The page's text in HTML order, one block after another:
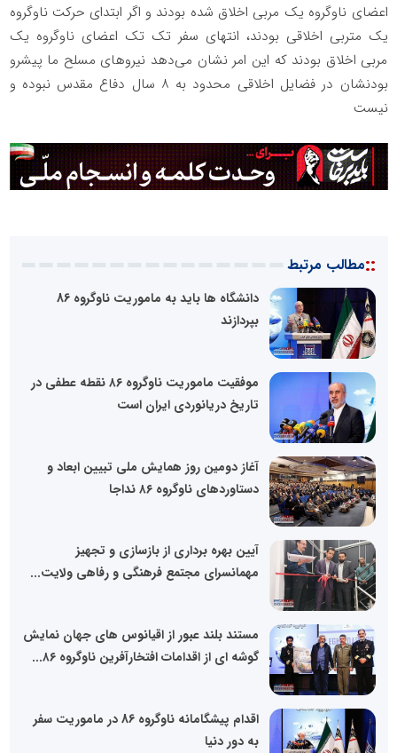
اعضای ناوگروه یک مربی اخلاق شده بودند و اگر ابتدای حرکت ناوگروه
یک متربی اخلاقی بودند، انتهای سفر تک تک اعضای ناوگروه یک
مربی اخلاق بودند که این امر نشان می‌دهد نیروهای مسلح ما پیشرو
بودنشان در فضایل اخلاقی محدود به ۸ سال دفاع مقدس نبوده و
نیست
::مطالب مرتبط
دانشگاه ها باید به ماموریت ناوگروه 86
بپردازند
موفقیت ماموریت ناوگروه ۸۶ نقطه عطفی در
تاریخ دریانوردی ایران است
آغاز دومین روز همایش ملی تبیین ابعاد و
دستاورد‌های ناوگروه ۸۶ نداجا
آیین بهره برداری از بازسازی و تجهیز
مهمانسرای مجتمع فرهنگی و رفاهی ولایت...
مستند بلند عبور از اقیانوس های جهان نمایش
گوشه ای از اقدامات افتخارآفرین ناوگروه ۸۶...
اقدام پیشگامانه ناوگروه 86 در ماموریت سفر
به دور دنیا